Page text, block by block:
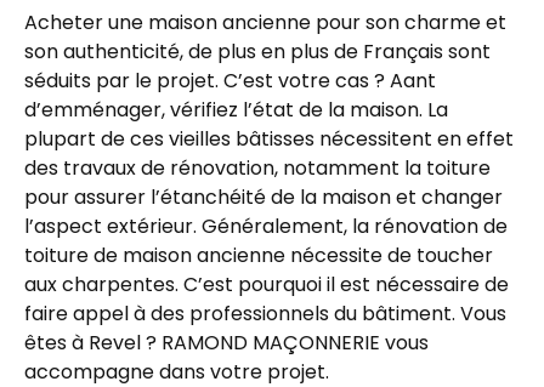
Acheter une maison ancienne pour son charme et
son authenticité, de plus en plus de Français sont
séduits par le projet. C’est votre cas ? Aant
d’emménager, vérifiez l’état de la maison. La
plupart de ces vieilles bâtisses nécessitent en effet
des travaux de rénovation, notamment la toiture
pour assurer l’étanchéité de la maison et changer
l’aspect extérieur. Généralement, la rénovation de
toiture de maison ancienne nécessite de toucher
aux charpentes. C’est pourquoi il est nécessaire de
faire appel à des professionnels du bâtiment. Vous
êtes à Revel ? RAMOND MAÇONNERIE vous
accompagne dans votre projet.